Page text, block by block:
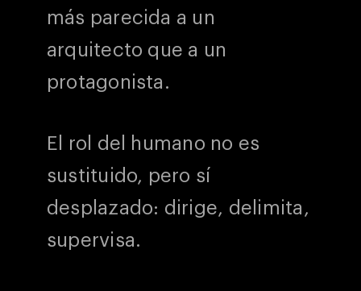
más parecida a un
arquitecto que a un
protagonista.
El rol del humano no es
sustituido, pero sí
desplazado: dirige, delimita,
supervisa.